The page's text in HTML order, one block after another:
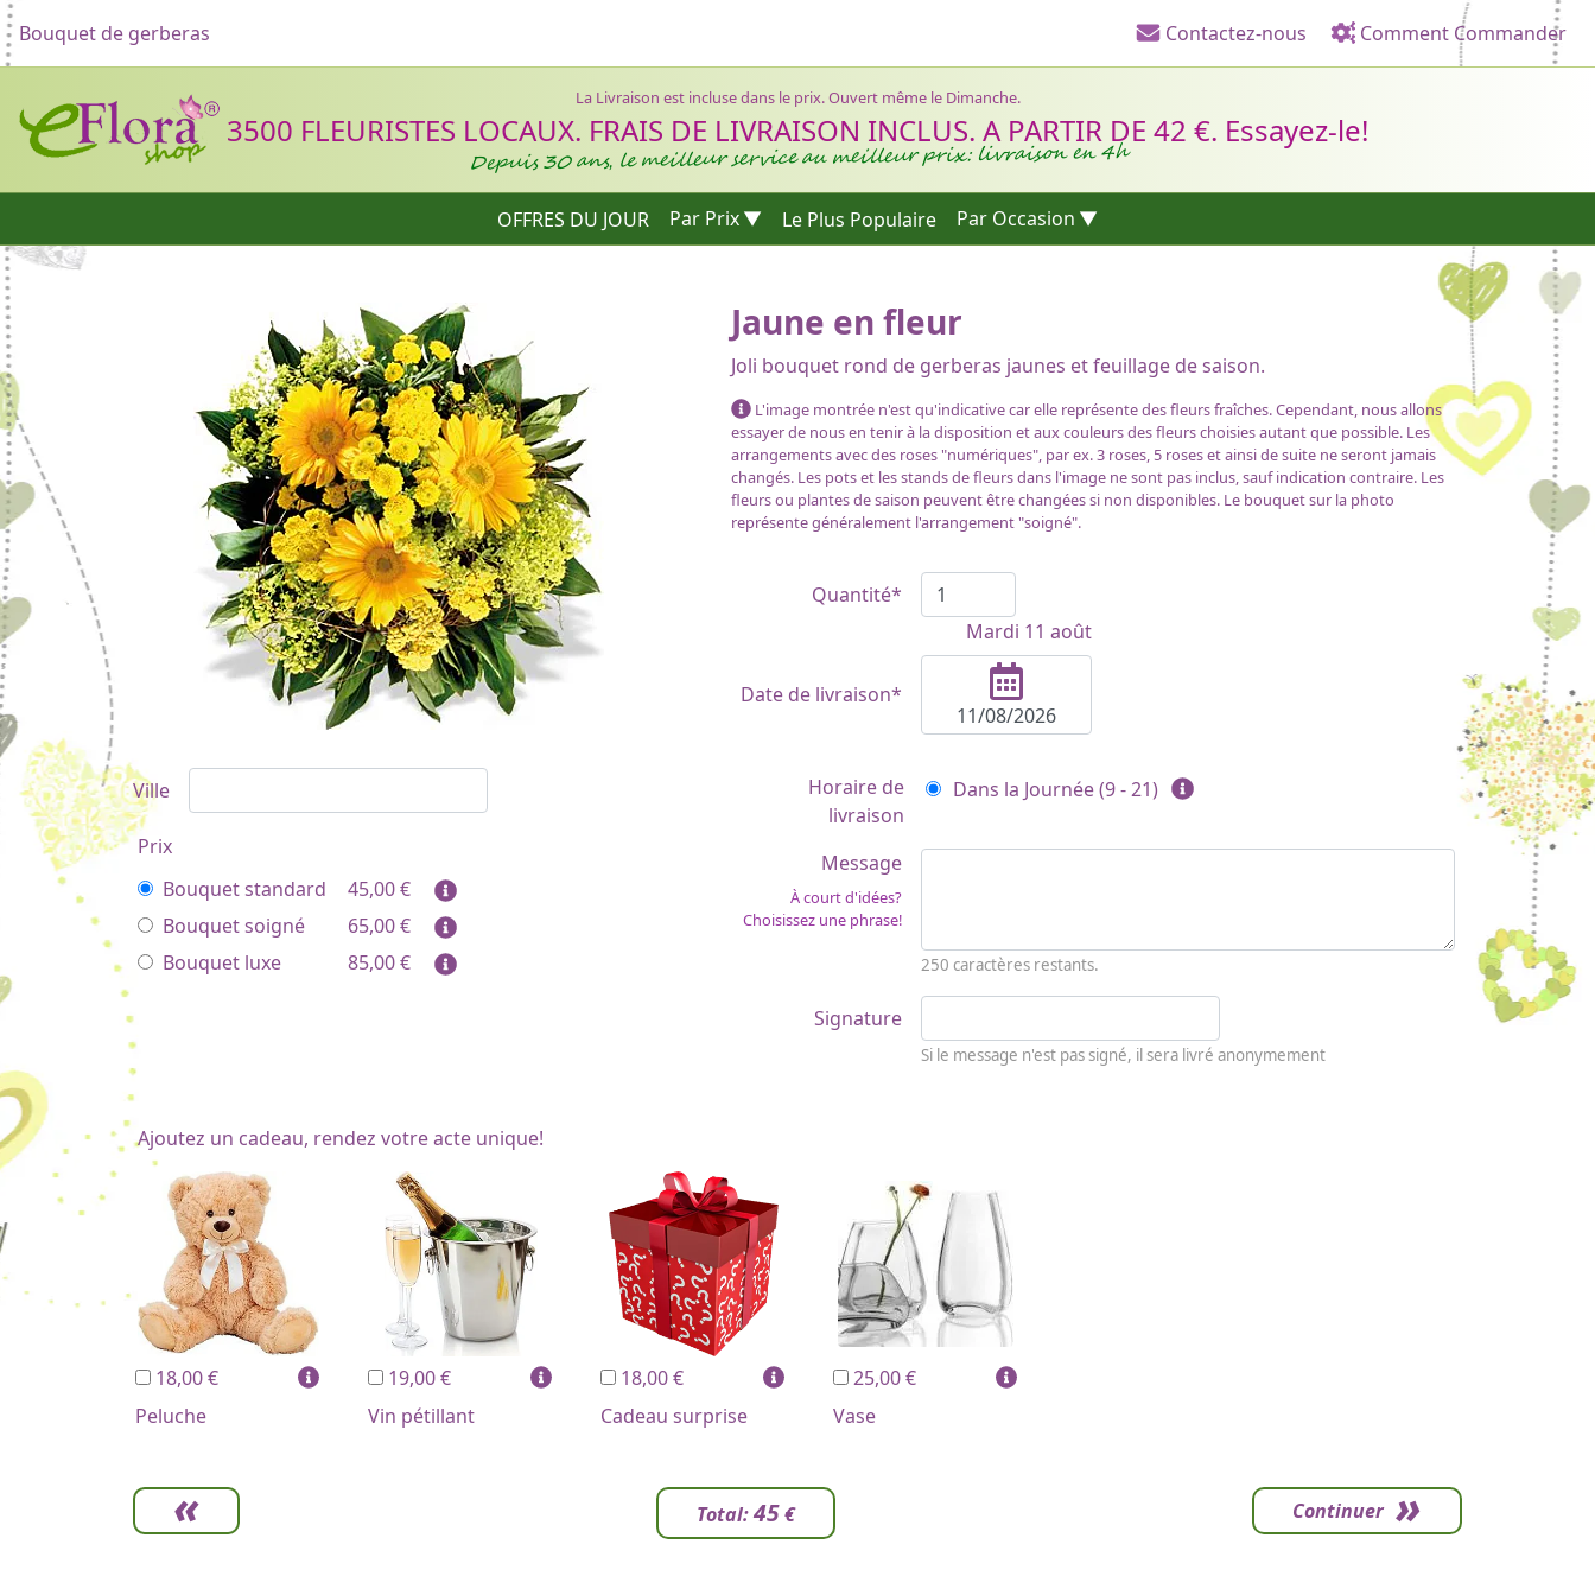
Bouquet de gerberas Liens d'en-tête
Contactez-nous Comment Commander
Header
La Livraison est incluse dans le prix. Ouvert même le Dimanche.
3500 FLEURISTES LOCAUX. FRAIS DE LIVRAISON INCLUS. A PARTIR DE 42 €. Essayez-le!
Depuis 30 ans, le meilleur service au meilleur prix: livraison en 4h
OFFRES DU JOUR Par Prix Le Plus Populaire Par Occasion
Formulaire de commande
Ville
Prix
Bouquet standard
45,00€
Bouquet soigné
65,00€
Bouquet luxe
85,00€
Jaune en fleur
Joli bouquet rond de gerberas jaunes et feuillage de saison.
L'image montrée n'est qu'indicative car elle représente des fleurs fraîches. Cependant, nous allons
essayer de nous en tenir à la disposition et aux couleurs des fleurs choisies autant que possible. Les
arrangements avec des roses "numériques", par ex. 3 roses, 5 roses et ainsi de suite ne seront jamais
changés. Les pots et les stands de fleurs dans l'image ne sont pas inclus, sauf indication contraire. Les
fleurs ou plantes de saison peuvent être changées si non disponibles. Le bouquet sur la photo
représente généralement l'arrangement "soigné".
Quantité*
Mardi 11 août
Date de livraison*
Horaire de
livraison
Dans la Journée (9 - 21)
Message
À court d'idées?
Choisissez une phrase!
250 caractères restants.
Signature
Si le message n'est pas signé, il sera livré anonymement
Ajoutez un cadeau, rendez votre acte unique!
18,00 €
Peluche
19,00 €
Vin pétillant
18,00 €
Cadeau surprise
25,00 €
Vase
Total:45€ Continuer